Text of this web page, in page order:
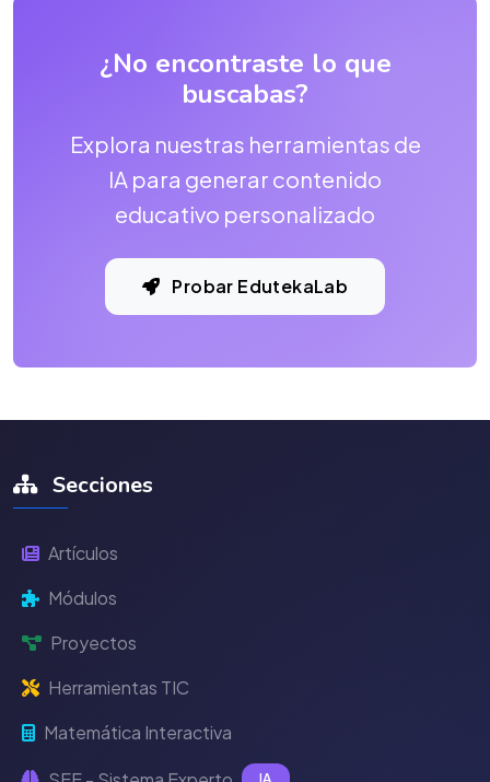
¿No encontraste lo que
buscabas?
Explora nuestras herramientas de
IA para generar contenido
educativo personalizado
Probar EdutekaLab
Secciones
Artículos
Módulos
Proyectos
Herramientas TIC
Matemática Interactiva
IA